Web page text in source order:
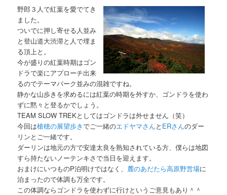
ン
ツ
へ
移
動
野郎３人で紅葉を愛でてき
ました。
ついでに押し寄せる人並み
と登山道大渋滞と人で埋ま
る頂上と。
今が盛りの紅葉時期はゴン
ドラで楽にアプローチ出来
るのでテーマパーク並みの混雑ですね。
静かな山歩きを求めるには紅葉の時期を外すか、ゴンドラを使わ
ずに黙々と登るかでしょう。
TEAM SLOW TREKとしてはゴンドラは外せません（笑）
今回は槍穂の展望歩きでご一緒のエドヤマさんと ERさんのダー
リンとご一緒です。
ダーリンは地元の方で安達太良を熟知されている方、僕らは地図
すら持たないノーテンキさで当日を迎えます。
おまけにいつものP泊明けではなく、 麓のあだたら高原野営場に
泊まったので体調も万全です。
この体調ならゴンドラを使わずに行けというご意見もあり＾＾